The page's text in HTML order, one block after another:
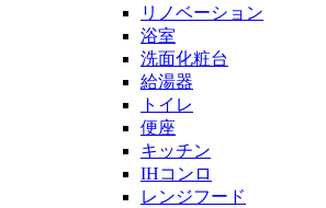
リノベーション
浴室
洗面化粧台
給湯器
トイレ
便座
キッチン
IHコンロ
レンジフード